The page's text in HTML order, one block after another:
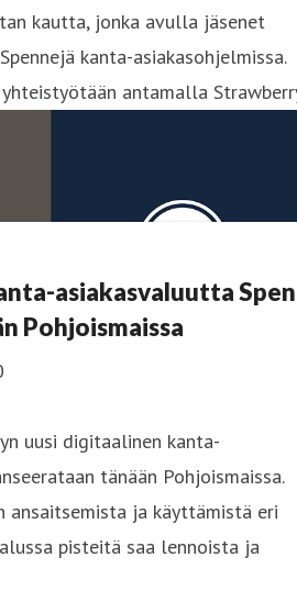
kautta, jonka avulla jäsenet
kanta-asiakasohjelmissa.
antamalla
asiakasvaluutta
Pohjoismaissa
uusi digitaalinen kanta-
tänään Pohjoismaissa.
ansaitsemista ja käyttämistä eri
pisteitä saa lennoista ja